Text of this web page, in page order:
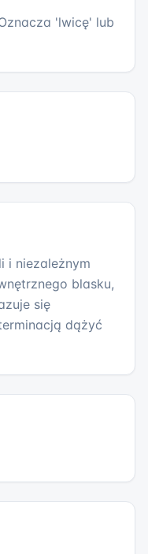
'lwicę' lub
i niezależnym
blasku,
się
dążyć